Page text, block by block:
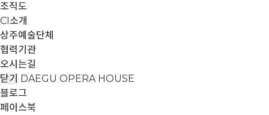
조직도
CI소개
상주예술단체
협력기관
오시는길
닫기 DAEGU OPERA HOUSE
블로그
페이스북